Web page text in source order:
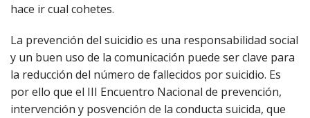
hace ir cual cohetes.
La prevención del suicidio es una responsabilidad social
y un buen uso de la comunicación puede ser clave para
la reducción del número de fallecidos por suicidio. Es
por ello que el III Encuentro Nacional de prevención,
intervención y posvención de la conducta suicida, que